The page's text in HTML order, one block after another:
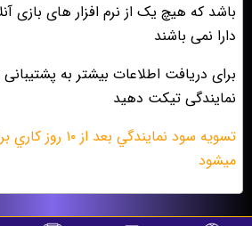
باشد که هیچ یک از نرم افزار های بازی
دارا نمی باشند
برای دریافت اطلاعات بیشتر به
نمایندگی تیکت دهید
تسويه سود نمايندگي
ميشود